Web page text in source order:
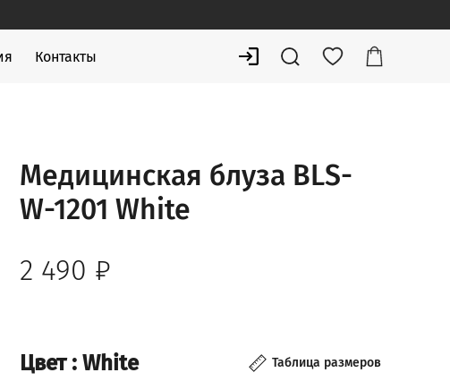
Контакты
Медицинская блуза BLS-
W-1201 White
2 490 ₽
Цвет: White Таблица размеров